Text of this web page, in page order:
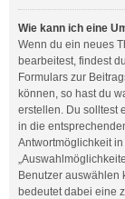
Wie kann ich eine
Wenn du ein neues
bearbeitest, findest
Formulars zur
können, so hast du
erstellen. Du solltest
in die
Antwortmöglichkeit
Benutzer auswählen
bedeutet dabei eine